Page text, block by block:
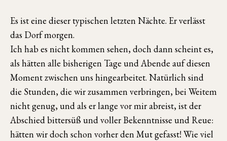
Es ist eine dieser typischen letzten Nächte. Er verlässt
das Dorf morgen.
Ich hab es nicht kommen sehen, doch dann scheint es,
als hätten alle bisherigen Tage und Abende auf diesen
Moment zwischen uns hingearbeitet. Natürlich sind
die Stunden, die wir zusammen verbringen, bei Weitem
nicht genug, und als er lange vor mir abreist, ist der
Abschied bittersüß und voller Bekenntnisse und Reue:
hätten wir doch schon vorher den Mut gefasst! Wie viel